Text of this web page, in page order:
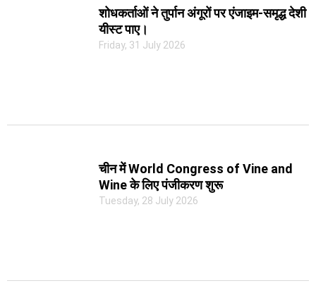
शोधकर्ताओं ने तुर्पान अंगूरों पर एंजाइम-समृद्ध देशी
यीस्ट पाए।
Friday, 31 July 2026
चीन में World Congress of Vine and
Wine के लिए पंजीकरण शुरू
Tuesday, 28 July 2026